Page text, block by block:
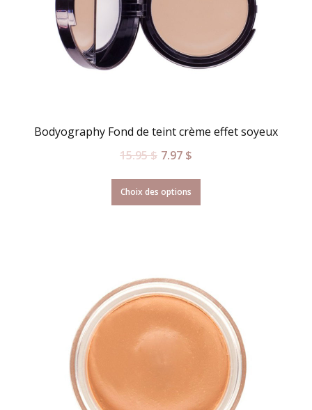
Bodyography Fond de teint crème effet soyeux
15.95$ 7.97 $
Choix des options